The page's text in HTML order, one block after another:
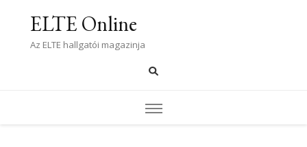
ELTE Online
Az ELTE hallgatói magazinja